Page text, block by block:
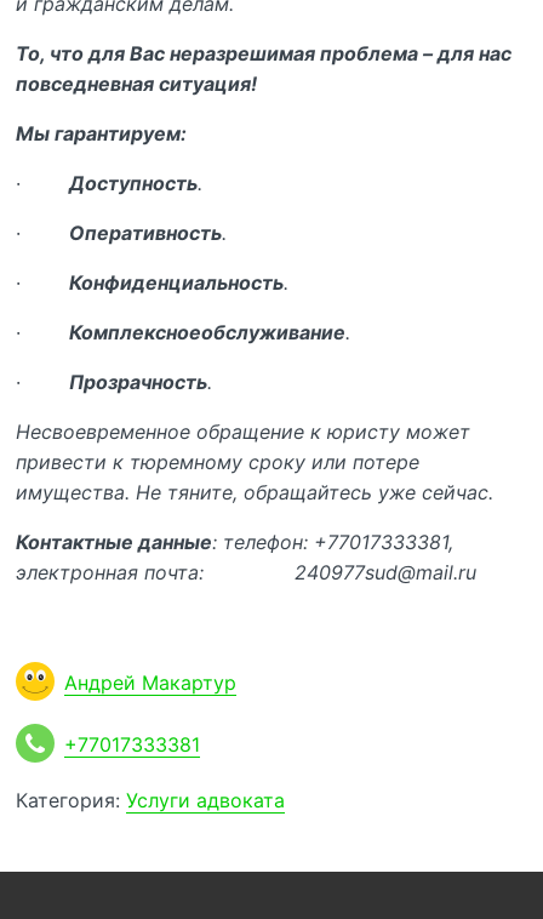
То, что для Вас неразрешимая проблема – для нас
повседневная ситуация!
Мы гарантируем:
·Доступность.
· Оперативность.
·Конфиденциальность.
·Комплексноеобслуживание.
·Прозрачность.
Несвоевременное обращение к юристу может
привести к тюремному сроку или потере
имущества. Не тяните, обращайтесь уже сейчас.
Контактные данные: телефон: +77017333381,
электронная почта: 240977sud@mail.ru
Андрей Макартур
+77017333381
Категория:Услуги адвоката